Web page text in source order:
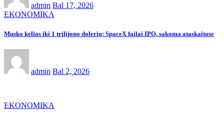
admin Bal 17, 2026
EKONOMIKA
Musko kelias iki 1 trilijono dolerių: SpaceX failai IPO, sakoma ataskaitose
admin Bal 2, 2026
EKONOMIKA